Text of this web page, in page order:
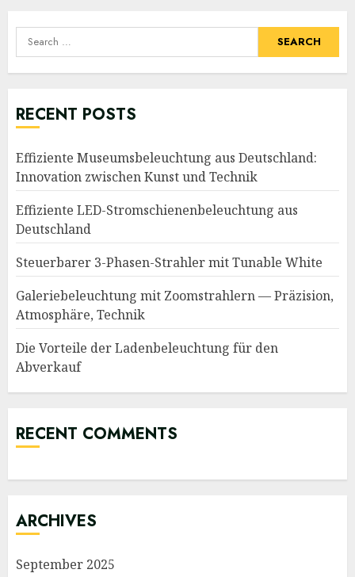
Search
for:
RECENT POSTS
Effiziente Museumsbeleuchtung aus Deutschland:
Innovation zwischen Kunst und Technik
Effiziente LED-Stromschienenbeleuchtung aus
Deutschland
Steuerbarer 3-Phasen-Strahler mit Tunable White
Galeriebeleuchtung mit Zoomstrahlern — Präzision,
Atmosphäre, Technik
Die Vorteile der Ladenbeleuchtung für den
Abverkauf
RECENT COMMENTS
ARCHIVES
September 2025